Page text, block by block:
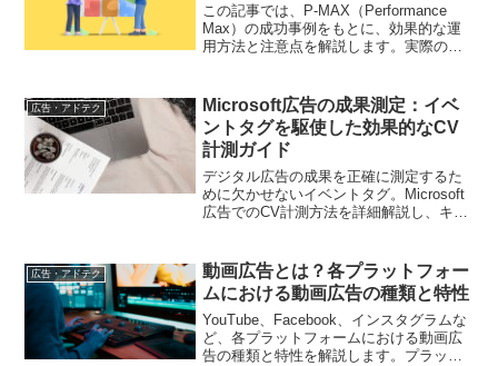
この記事では、P-MAX（Performance
Max）の成功事例をもとに、効果的な運
用方法と注意点を解説します。実際の事
広告・アドテク
Microsoft広告の成果測定：イベ
ントタグを駆使した効果的なCV
計測ガイド
デジタル広告の成果を正確に測定するた
めに欠かせないイベントタグ。Microsoft
広告でのCV計測方法を詳細解説し、キャ
広告・アドテク
動画広告とは？各プラットフォー
ムにおける動画広告の種類と特性
YouTube、Facebook、インスタグラムな
ど、各プラットフォームにおける動画広
告の種類と特性を解説します。プラット